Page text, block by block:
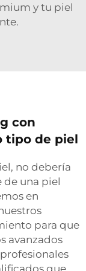
y tu piel
con
tipo de piel
no debería
de una piel
en
para que
avanzados